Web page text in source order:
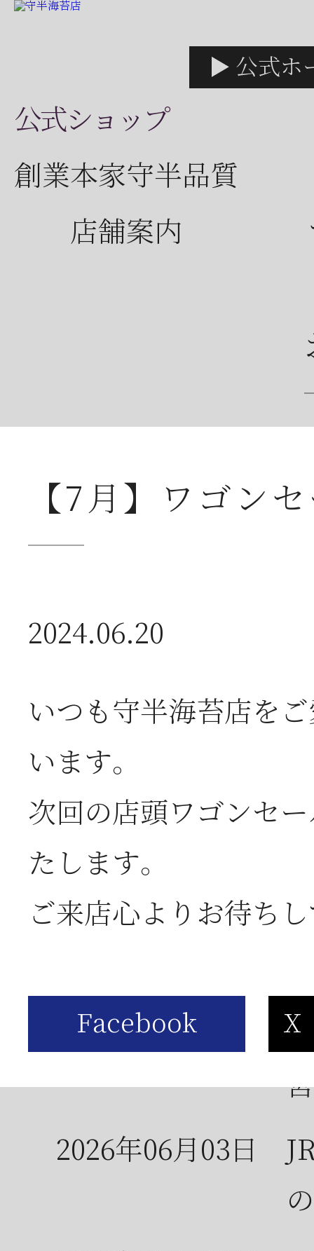
公式ショップ
▶ 公式ホ
創業本家守半品質
店舗案内
2026年07月08日
2026年07月01日
2026年06月28日
2026年06月05日
2026年06月03日
【7月】ワゴン
2024.06.20
いつも守半海苔店を
います。
次回の店頭ワゴンセ
たします。
ご来店心よりお待ち